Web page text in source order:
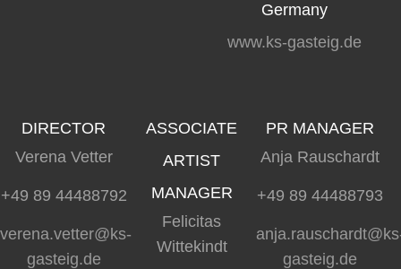
Germany
www.ks-gasteig.de
DIRECTOR
Verena Vetter
+49 89 44488792
verena.vetter@ks-
gasteig.de
ASSOCIATE
ARTIST
MANAGER
Felicitas
Wittekindt
PR MANAGER
Anja Rauschardt
+49 89 44488793
gasteig.de